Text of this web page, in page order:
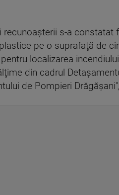
recunoaşterii s-a
pe o suprafaţă de
localizarea
din cadrul
de Pompieri